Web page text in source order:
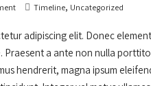
Timeline, Uncategorized
adipiscing elit. Donec
Praesent a ante non nulla
hendrerit, magna ipsum